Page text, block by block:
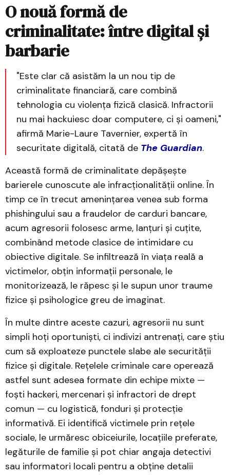
O nouă formă de
criminalitate: între digital și
barbarie
"Este clar că asistăm la un nou tip de
criminalitate financiară, care combină
tehnologia cu violența fizică clasică. Infractorii
nu mai hackuiesc doar computere, ci și oameni,"
afirmă Marie-Laure Tavernier, expertă în
securitate digitală, citată de The Guardian.
Această formă de criminalitate depășește
barierele cunoscute ale infracționalității online. În
timp ce în trecut amenințarea venea sub forma
phishingului sau a fraudelor de carduri bancare,
acum agresorii folosesc arme, lanțuri și cuțite,
combinând metode clasice de intimidare cu
obiective digitale. Se infiltrează în viața reală a
victimelor, obțin informații personale, le
monitorizează, le răpesc și le supun unor traume
fizice și psihologice greu de imaginat.
În multe dintre aceste cazuri, agresorii nu sunt
simpli hoți oportuniști, ci indivizi antrenați, care știu
cum să exploateze punctele slabe ale securității
fizice și digitale. Rețelele criminale care operează
astfel sunt adesea formate din echipe mixte —
foști hackeri, mercenari și infractori de drept
comun — cu logistică, fonduri și protecție
informativă. Ei identifică victimele prin rețele
sociale, le urmăresc obiceiurile, locațiile preferate,
legăturile de familie și pot chiar angaja detectivi
sau informatori locali pentru a obține detalii